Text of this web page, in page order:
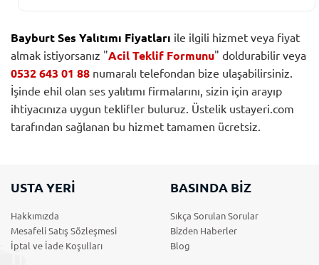
Bayburt Ses Yalıtımı Fiyatları ile ilgili hizmet veya fiyat
almak istiyorsanız "Acil Teklif Formunu" doldurabilir veya
0532 643 01 88 numaralı telefondan bize ulaşabilirsiniz.
İşinde ehil olan ses yalıtımı firmalarını, sizin için arayıp
ihtiyacınıza uygun teklifler buluruz. Üstelik ustayeri.com
tarafından sağlanan bu hizmet tamamen ücretsiz.
USTA YERİ
Hakkımızda
Mesafeli Satış Sözleşmesi
İptal ve İade Koşulları
BASINDA BİZ
Sıkça Sorulan Sorular
Bizden Haberler
Blog